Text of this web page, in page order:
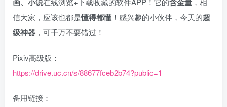
信大家，应该也都是懂得都懂 ！感兴趣的小伙伴，今天的超
级神器 ，可千万不要错过！
Pixiv高级版：
https://drive.uc.cn/s/88677fceb2b74?public=1
备用链接：